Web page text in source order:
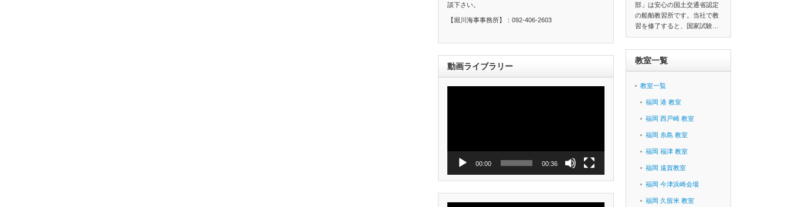
談下さい。
【堀川海事事務所】：092-406-2603
動画ライブラリー
00:00 00:36
部」は安心の国土交通省認定
の船舶教習所です。当社で教
習を修了すると、国家試験…
教室一覧
教室一覧
福岡 港 教室
福岡 西戸崎 教室
福岡 糸島 教室
福岡 福津 教室
福岡 遠賀教室
福岡 今津浜崎会場
福岡 久留米 教室